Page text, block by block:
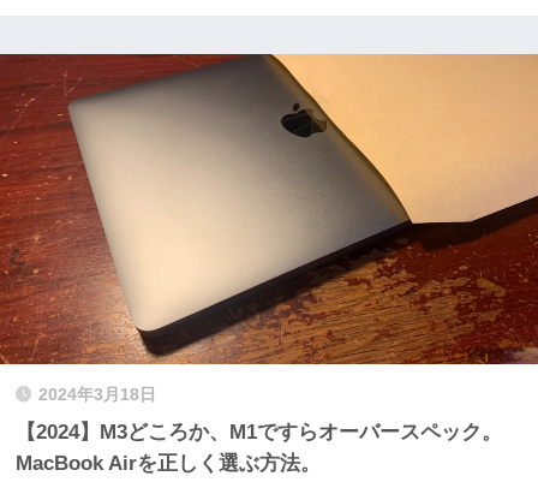
2024年3月18日
【2024】M3どころか、M1ですらオーバースペック。
MacBook Airを正しく選ぶ方法。